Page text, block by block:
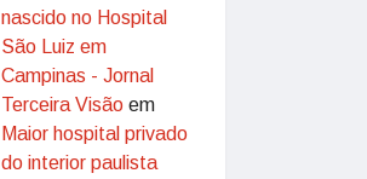
nascido no Hospital
São Luiz em
Campinas - Jornal
Terceira Visão em
Maior hospital privado
do interior paulista